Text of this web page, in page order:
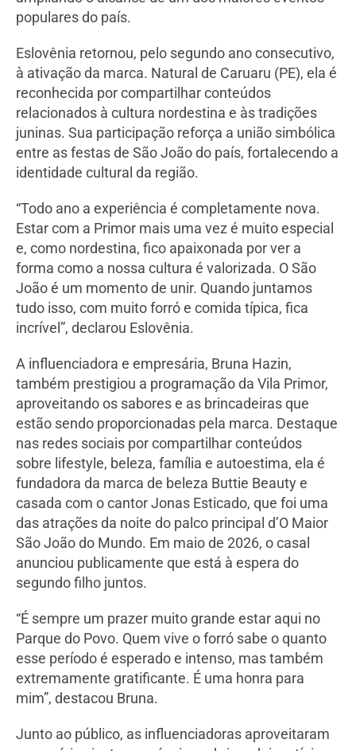
populares do país.
Eslovênia retornou, pelo segundo ano consecutivo,
à ativação da marca. Natural de Caruaru (PE), ela é
reconhecida por compartilhar conteúdos
relacionados à cultura nordestina e às tradições
juninas. Sua participação reforça a união simbólica
entre as festas de São João do país, fortalecendo a
identidade cultural da região.
“Todo ano a experiência é completamente nova.
Estar com a Primor mais uma vez é muito especial
e, como nordestina, fico apaixonada por ver a
forma como a nossa cultura é valorizada. O São
João é um momento de unir. Quando juntamos
tudo isso, com muito forró e comida típica, fica
incrível”, declarou Eslovênia.
A influenciadora e empresária, Bruna Hazin,
também prestigiou a programação da Vila Primor,
aproveitando os sabores e as brincadeiras que
estão sendo proporcionadas pela marca. Destaque
nas redes sociais por compartilhar conteúdos
sobre lifestyle, beleza, família e autoestima, ela é
fundadora da marca de beleza Buttie Beauty e
casada com o cantor Jonas Esticado, que foi uma
das atrações da noite do palco principal d’O Maior
São João do Mundo. Em maio de 2026, o casal
anunciou publicamente que está à espera do
segundo filho juntos.
“É sempre um prazer muito grande estar aqui no
Parque do Povo. Quem vive o forró sabe o quanto
esse período é esperado e intenso, mas também
extremamente gratificante. É uma honra para
mim”, destacou Bruna.
Junto ao público, as influenciadoras aproveitaram